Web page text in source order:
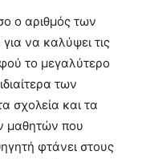
ο αριθμός των
να καλύψει τις
το μεγαλύτερο
των
σχολεία και τα
μαθητών που
φτάνει στους